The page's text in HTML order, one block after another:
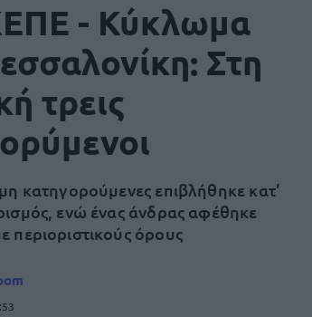
- Κύκλωμα
Στη
τρεις
κατηγορούμενες επιβλήθηκε κατ’
ενώ ένας άνδρας αφέθηκε
περιοριστικούς όρους